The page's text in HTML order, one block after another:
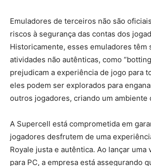
Emuladores de terceiros não são
riscos à segurança das contas dos
Historicamente, esses emuladores têm
atividades não autênticas, como
prejudicam a experiência de jogo para
eles podem ser explorados para
outros jogadores, criando um ambiente
A Supercell está comprometida em
jogadores desfrutem de uma
Royale justa e autêntica. Ao lançar uma
para PC, a empresa está assegurando